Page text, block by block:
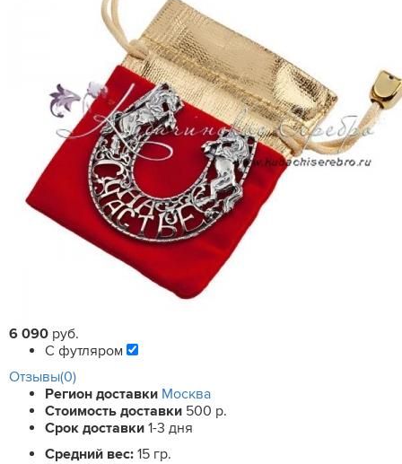
6 090 руб.
С футляром
Отзывы(0)
Регион доставки Москва
Стоимость доставки 500 р.
Срок доставки 1-3 дня
Средний вес: 15 гр.